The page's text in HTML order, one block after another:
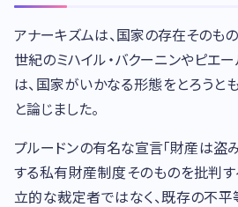
アナーキズムは、国家の存在そのも
世紀のミハイル・バクーニンやピエ
は、国家がいかなる形態をとろう
と論じました。
プルードンの有名な宣言「財産は盗
する私有財産制度そのものを批判す
立的な裁定者ではなく、既存の不平